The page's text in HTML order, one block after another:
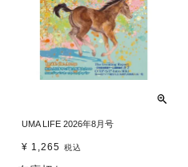
UMA LIFE 2026年8月号
¥ 1,265 税込